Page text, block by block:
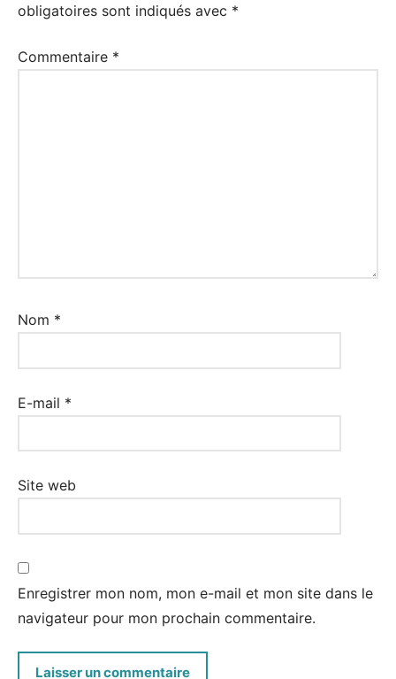
obligatoires sont indiqués avec *
Commentaire *
Nom *
E-mail *
Site web
Enregistrer mon nom, mon e-mail et mon site dans le
navigateur pour mon prochain commentaire.